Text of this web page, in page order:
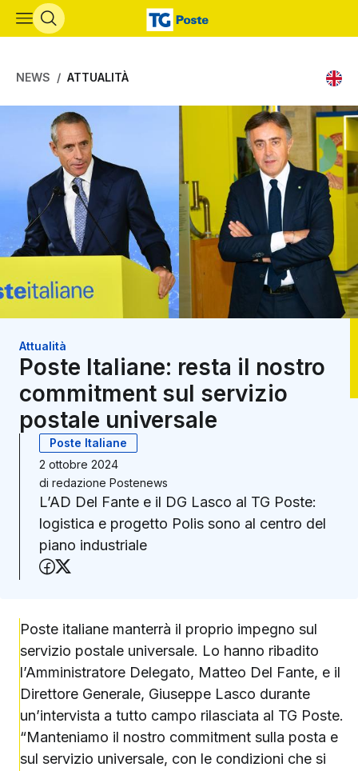
Vai al contenuto principale
NEWS ATTUALITÀ
Attualità
Poste Italiane: resta il nostro
commitment sul servizio
postale universale
Poste Italiane
2 ottobre 2024
di redazione Postenews
L’AD Del Fante e il DG Lasco al TG Poste:
logistica e progetto Polis sono al centro del
piano industriale
Condividi su Facebook
Poste italiane manterrà il proprio impegno sul
servizio postale universale. Lo hanno ribadito
l’Amministratore Delegato, Matteo Del Fante, e il
Direttore Generale, Giuseppe Lasco durante
un’intervista a tutto campo rilasciata al TG Poste.
“Manteniamo il nostro commitment sulla posta e
sul servizio universale, con le condizioni che si